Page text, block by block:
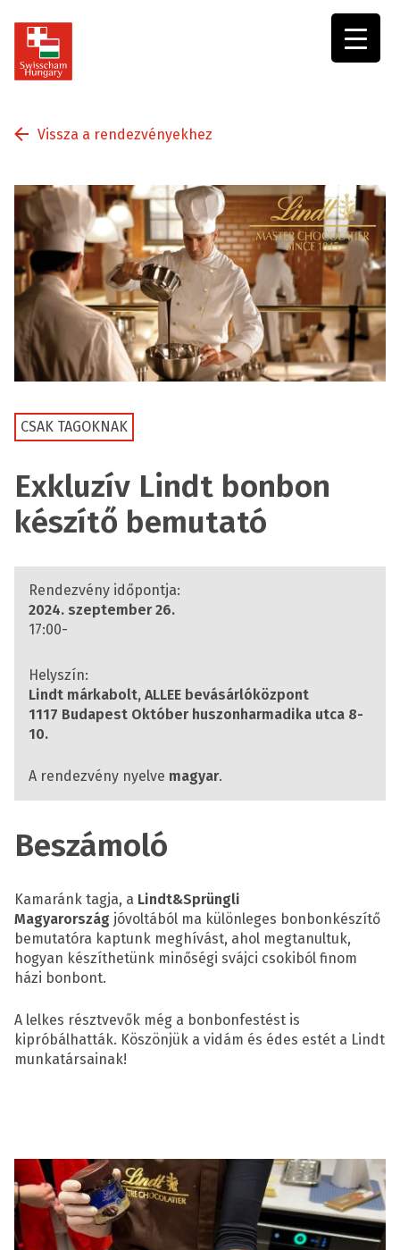
Vissza a rendezvényekhez
CSAK TAGOKNAK
Exkluzív Lindt bonbon
készítő bemutató
Rendezvény időpontja:
2024. szeptember 26.
17:00-
Helyszín:
Lindt márkabolt, ALLEE bevásárlóközpont
1117 Budapest Október huszonharmadika utca 8-
10.
A rendezvény nyelve magyar.
Beszámoló
Kamaránk tagja, a Lindt&Sprüngli
Magyarország jóvoltából ma különleges bonbonkészítő
bemutatóra kaptunk meghívást, ahol megtanultuk,
hogyan készíthetünk minőségi svájci csokiból finom
házi bonbont.
A lelkes résztvevők még a bonbonfestést is
kipróbálhatták. Köszönjük a vidám és édes estét a Lindt
munkatársainak!